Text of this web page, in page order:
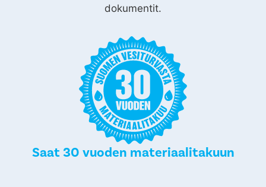
dokumentit.
Saat 30 vuoden materiaalitakuun